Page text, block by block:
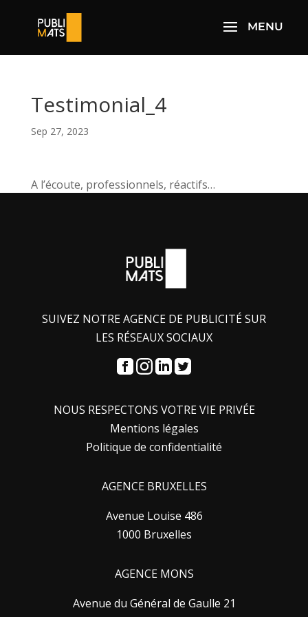
Testimonial_4
Sep 27, 2023
A l’écoute, professionnels, réactifs…
SUIVEZ NOTRE AGENCE DE PUBLICITÉ SUR
LES RÉSEAUX SOCIAUX
NOUS RESPECTONS VOTRE VIE PRIVÉE
Mentions légales
Politique de confidentialité
AGENCE BRUXELLES
Avenue Louise 486
1000 Bruxelles
AGENCE MONS
Avenue du Général de Gaulle 21